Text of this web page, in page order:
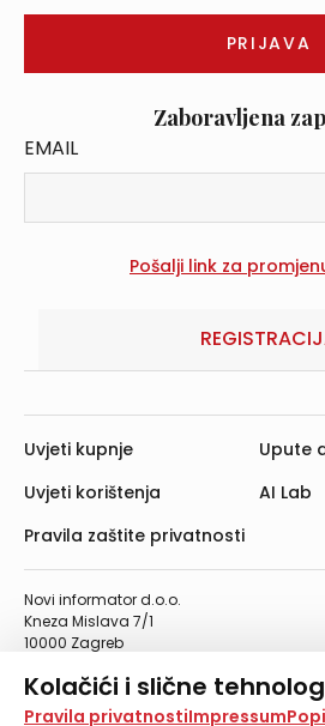
Kolačići i slične
Na našoj web stranici koristimo
Pravila privatnostiImpressum
Zaboravljena
EMAIL
Novi informator d.o.o.
Kneza Mislava 7/1
10000 Zagreb
Telefaks: 01/4612-553
info@informator.hr
Uvjeti kupnje
Uvjeti korištenja
Pravila zaštite privatnosti
Upute
AI Lab